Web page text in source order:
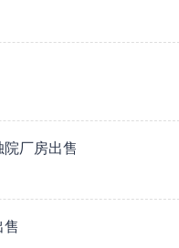
厂房出售
售